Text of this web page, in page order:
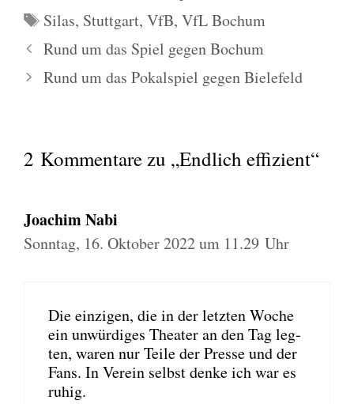
Schlagwörter
Silas, Stuttgart, VfB, VfL Bochum
Rund um das Spiel gegen Bochum
Rund um das Pokalspiel gegen Bielefeld
2 Kommentare zu „Endlich effizient“
Joachim Nabi
Sonntag, 16. Oktober 2022 um 11.29 Uhr
Die ein­zi­gen, die in der letz­ten Woche
ein unwür­di­ges Thea­ter an den Tag leg­
ten, waren nur Tei­le der Pres­se und der
Fans. In Ver­ein selbst den­ke ich war es
ruhig.